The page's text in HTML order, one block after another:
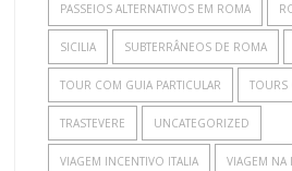
PASSEIOS ALTERNATIVOS EM ROMA
SICILIA SUBTERRÂNEOS DE ROMA
TOUR COM GUIA PARTICULAR TOURS
TRASTEVERE UNCATEGORIZED
VIAGEM INCENTIVO ITALIA VIAGEM NA